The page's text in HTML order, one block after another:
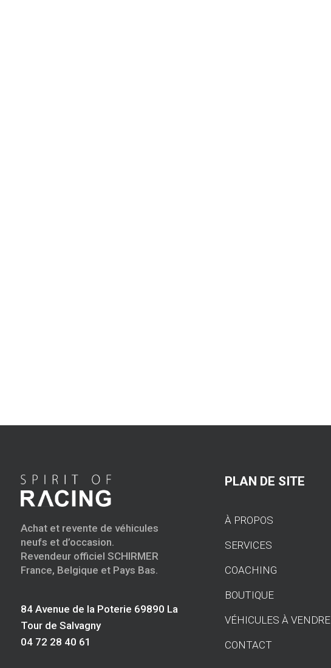
Achat et revente de véhicules
neufs et d’occasion.
Revendeur officiel SCHIRMER
France, Belgique et Pays Bas.
84 Avenue de la Poterie 69890 La
Tour de Salvagny
04 72 28 40 61
PLAN DE SITE
À PROPOS
SERVICES
COACHING
BOUTIQUE
VÉHICULES À VENDRE
CONTACT